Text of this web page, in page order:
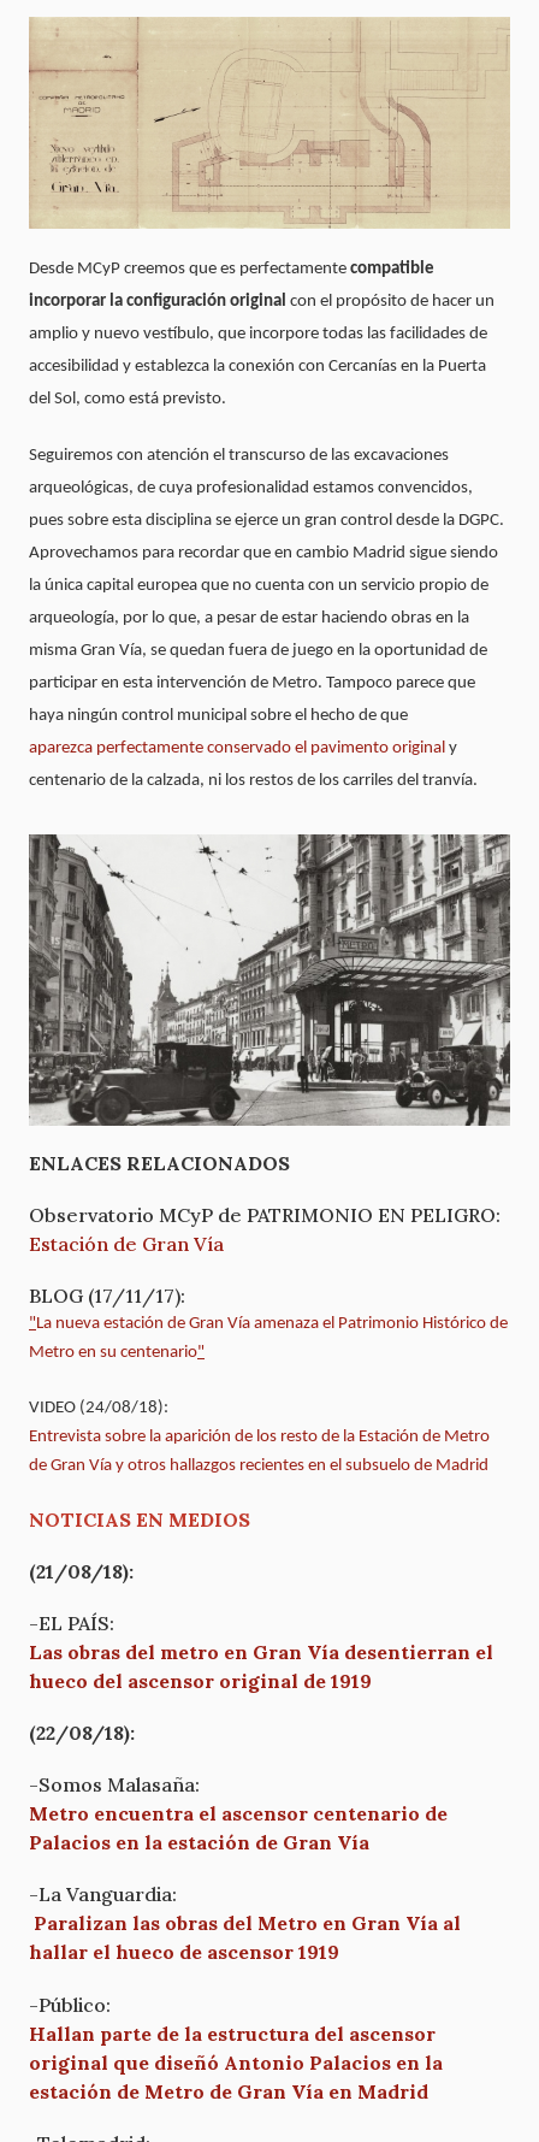
Desde MCyP creemos que es perfectamente compatible
incorporar la configuración original con el propósito de hacer un
amplio y nuevo vestíbulo, que incorpore todas las facilidades de
accesibilidad y establezca la conexión con Cercanías en la Puerta
del Sol, como está previsto.
Seguiremos con atención el transcurso de las excavaciones
arqueológicas, de cuya profesionalidad estamos convencidos,
pues sobre esta disciplina se ejerce un gran control desde la DGPC.
Aprovechamos para recordar que en cambio Madrid sigue siendo
la única capital europea que no cuenta con un servicio propio de
arqueología, por lo que, a pesar de estar haciendo obras en la
misma Gran Vía, se quedan fuera de juego en la oportunidad de
participar en esta intervención de Metro. Tampoco parece que
haya ningún control municipal sobre el hecho de que
aparezca perfectamente conservado el pavimento original y
centenario de la calzada, ni los restos de los carriles del tranvía.
ENLACES RELACIONADOS
Observatorio MCyP de PATRIMONIO EN PELIGRO:
Estación de Gran Vía
BLOG (17/11/17):
"La nueva estación de Gran Vía amenaza el Patrimonio Histórico de
Metro en su centenario"
VIDEO (24/08/18):
Entrevista sobre la aparición de los resto de la Estación de Metro
de Gran Vía y otros hallazgos recientes en el subsuelo de Madrid
NOTICIAS EN MEDIOS
(21/08/18):
-EL PAÍS:
Las obras del metro en Gran Vía desentierran el
hueco del ascensor original de 1919
(22/08/18):
-Somos Malasaña:
Metro encuentra el ascensor centenario de
Palacios en la estación de Gran Vía
-La Vanguardia:
Paralizan las obras del Metro en Gran Vía al
hallar el hueco de ascensor 1919
-Público:
Hallan parte de la estructura del ascensor
original que diseñó Antonio Palacios en la
estación de Metro de Gran Vía en Madrid